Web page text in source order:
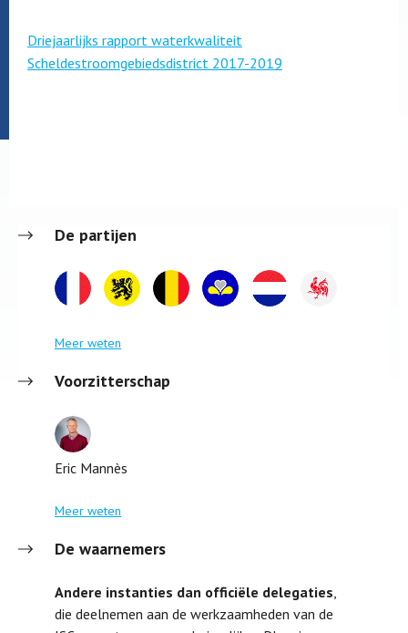
Driejaarlijks rapport waterkwaliteit
Scheldestroomgebiedsdistrict 2017-2019
De partijen
Meer weten
Voorzitterschap
Eric Mannès
Meer weten
De waarnemers
Andere instanties dan officiële delegaties,
die deelnemen aan de werkzaamheden van de